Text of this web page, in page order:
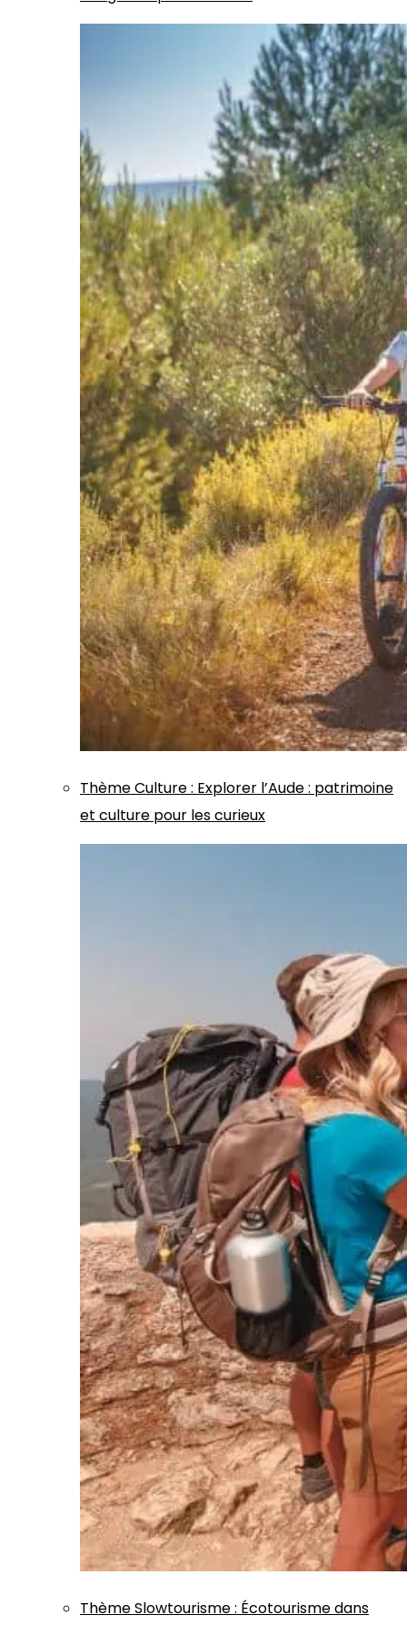
ThèmeCulture: Explorer l’Aude : patrimoine
et culture pour les curieux
ThèmeSlowtourisme: Écotourisme dans